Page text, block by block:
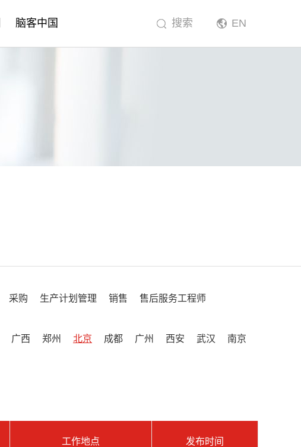
脑客中国 EN
搜索
采购 生产计划管理 销售
售后服务工程师
广西 郑州 北京 成都 广州 西安 武汉
南京
工作地点 发布时间